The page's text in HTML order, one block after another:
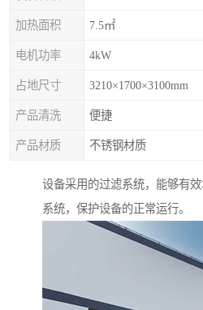
加热面积 7.5㎡
电机功率 4kW
占地尺寸 3210×1700×3100mm
产品清洗 便捷
产品材质 不锈钢材质
设备采用的过滤系统，能够有
系统，保护设备的正常运行。